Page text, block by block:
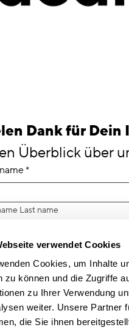
verwendet Cookies
Cookies, um Inhalte
zu können und die Zugriffe
zu Ihrer Verwendung
weiter. Unsere Partner
die Sie ihnen
Dank für Dein
Überblick über
Last name
across CSMM through